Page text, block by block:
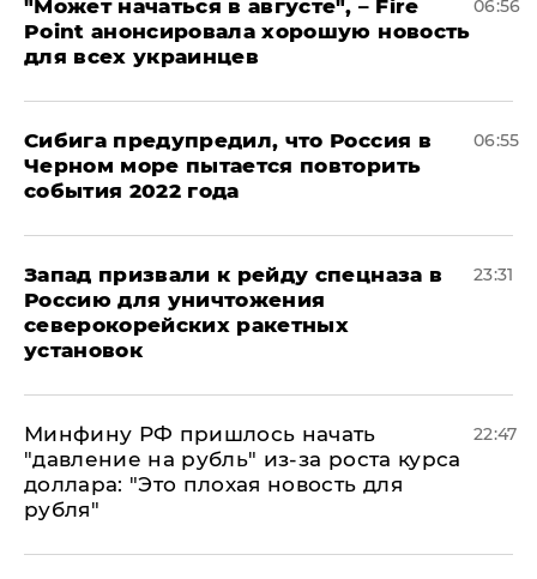
"Может начаться в августе", – Fire
Point анонсировала хорошую новость
для всех украинцев
06:56
Сибига предупредил, что Россия в
Черном море пытается повторить
события 2022 года
06:55
Запад призвали к рейду спецназа в
Россию для уничтожения
северокорейских ракетных
установок
23:31
Минфину РФ пришлось начать
"давление на рубль" из-за роста курса
доллара: "Это плохая новость для
рубля"
22:47